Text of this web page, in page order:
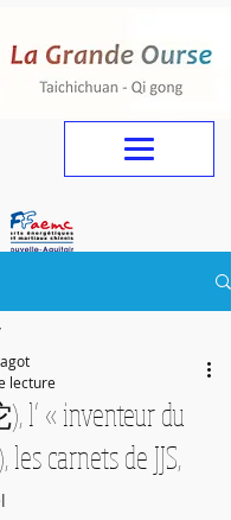
l’ « inventeur du
carnets de JJS,
lecture